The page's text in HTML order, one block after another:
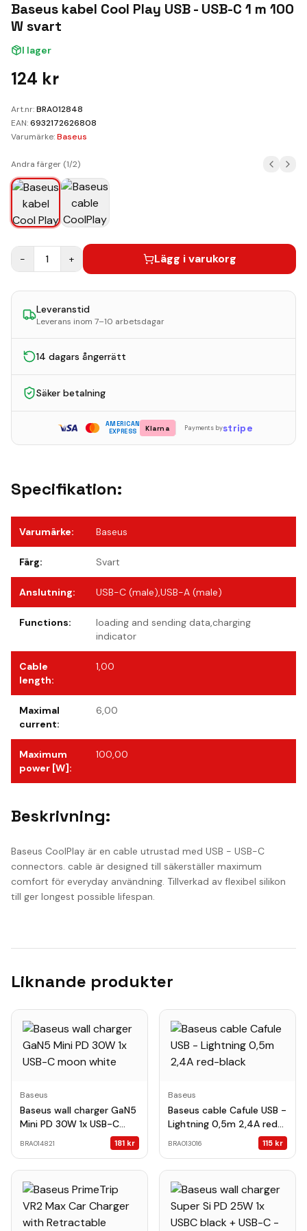
Kundvagn
Baseus kabel Cool Play USB - USB-C 1 m 100
W svart
I lager
124 kr
Art.nr:BRA012848
EAN:6932172626808
Varumärke:Baseus
Andra färger (1/2)
− 1 + Lägg i varukorg
Leveranstid
Leverans inom 7–10 arbetsdagar
14 dagars ångerrätt
Säker betalning
AMERICAN
EXPRESS
Klarna Payments bystripe
Specifikation:
Varumärke: Baseus
Färg: Svart
Anslutning: USB-C (male),USB-A (male)
Functions:
loading and sending data,charging
indicator
Cable
length:
1,00
Maximal
current:
6,00
Maximum
power [W]:
100,00
Beskrivning:
Baseus CoolPlay är en cable utrustad med USB - USB-C
connectors. cable är designed till säkerställer maximum
comfort för everyday användning. Tillverkad av flexibel silikon
till ger longest possible lifespan.
Liknande produkter
Baseus
Baseus wall charger GaN5
Mini PD 30W 1x USB-C
BRA014821 181 kr
Baseus
Baseus cable Cafule USB -
Lightning 0,5m 2,4A red-
BRA013016 115 kr